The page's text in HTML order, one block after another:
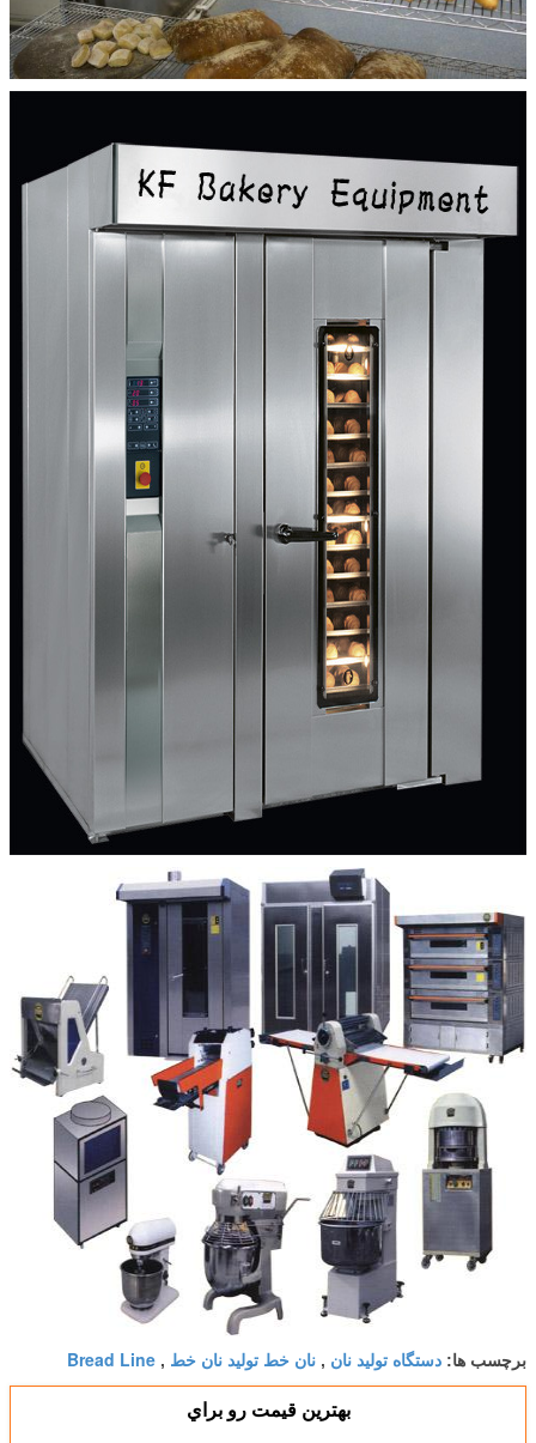
برچسب ها: دستگاه تولید نان , نان خط تولید نان خط ,
Bread Line
بهترين قيمت رو براي